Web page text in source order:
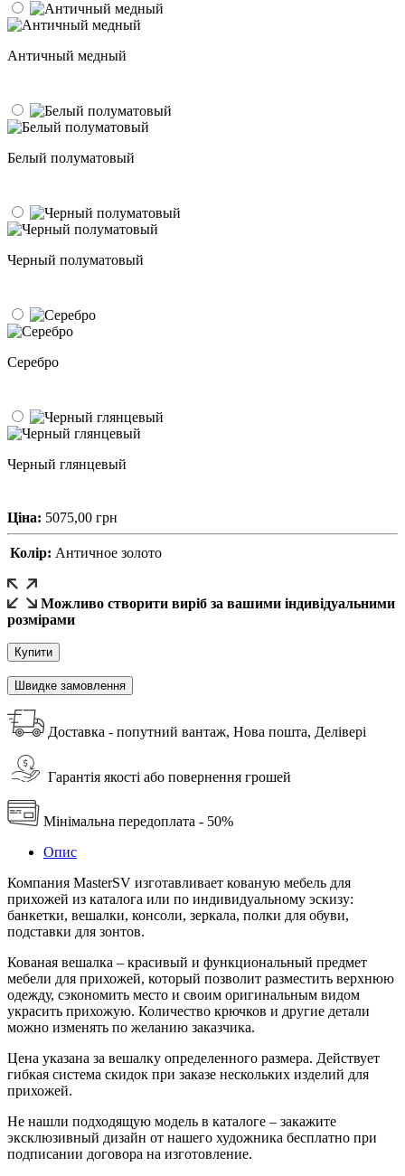
Античный медный
Белый полуматовый
Черный полуматовый
Серебро
Черный глянцевый
Ціна: 5075,00 грн
Колір: Античное золото
Можливо створити виріб за вашими індивідуальними
розмірами
Купити
Швидке замовлення
Доставка - попутний вантаж, Нова пошта, Делівері
Гарантія якості або повернення грошей
Мінімальна передоплата - 50%
Опис
Компания MasterSV изготавливает кованую мебель для
прихожей из каталога или по индивидуальному эскизу:
банкетки, вешалки, консоли, зеркала, полки для обуви,
подставки для зонтов.
Кованая вешалка – красивый и функциональный предмет
мебели для прихожей, который позволит разместить верхнюю
одежду, сэкономить место и своим оригинальным видом
украсить прихожую. Количество крючков и другие детали
можно изменять по желанию заказчика.
Цена указана за вешалку определенного размера. Действует
гибкая система скидок при заказе нескольких изделий для
прихожей.
Не нашли подходящую модель в каталоге – закажите
эксклюзивный дизайн от нашего художника бесплатно при
подписании договора на изготовление.